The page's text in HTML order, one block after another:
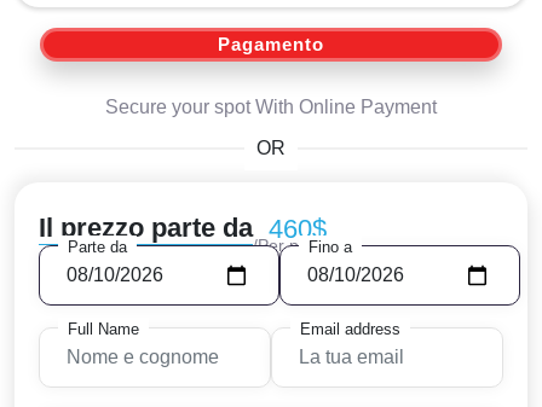
Pagamento
Secure your spot With Online Payment
OR
Il prezzo parte da 460$
/Per persoa
Parte da Fino a
Full Name Email address